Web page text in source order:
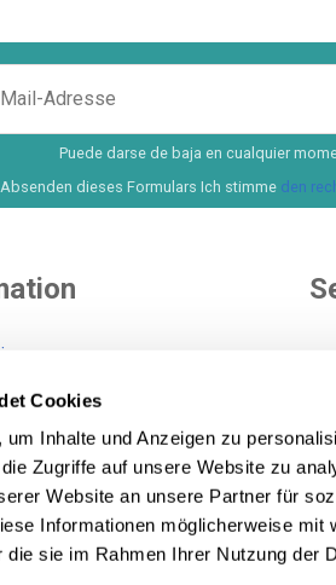
Cookies
Inhalte und Anzeigen zu
Zugriffe auf unsere Website zu
Website an unsere Partner für
Informationen möglicherweise mit
die sie im Rahmen Ihrer Nutzung der
Puede darse de baja en cualquier
dieses Formulars Ich stimme den